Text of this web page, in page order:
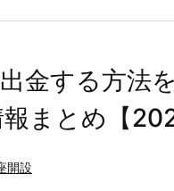
金する方法
まとめ【
開設